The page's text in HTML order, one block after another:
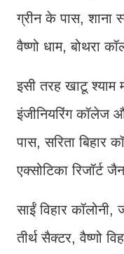
ग्रीन के पास, शाना
वैष्णो धाम, बोथरा
इसी तरह खाटू
इंजीनियरिंग कॉलेज
पास, सरिता बिहार
एक्सोटिका रिजॉर्ट
साईं विहार
तीर्थ सैक्टर, वैष्णो